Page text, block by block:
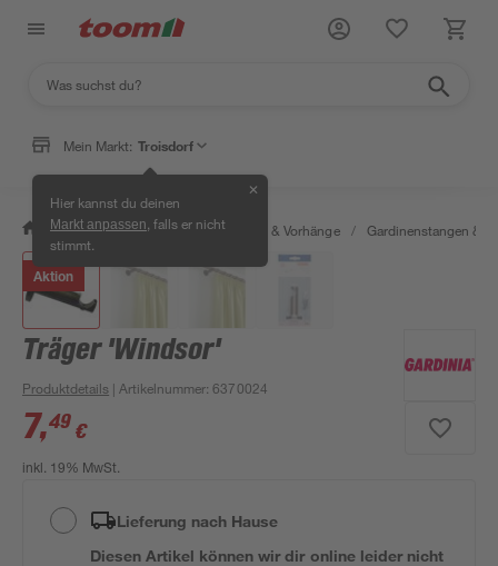
Mein Markt: Troisdorf
Hier kannst du deinen
Markt anpassen , falls er nicht
stimmt.
✕
/ Wohnen & Haushalt / Gardinen & Vorhänge / Gardinenstangen &
Aktion
Träger 'Windsor'
Produktdetails | Artikelnummer:6370024
7,49 €
inkl. 19% MwSt.
Lieferung nach Hause
Diesen Artikel können wir dir online leider nicht